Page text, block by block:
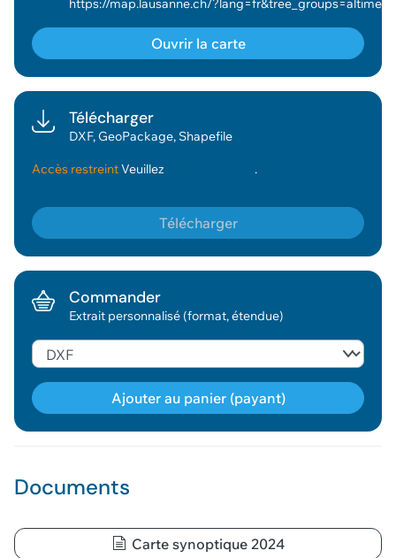
Documents
Carte synoptique 2024
Ouvrir la carte
Télécharger
DXF, GeoPackage, Shapefile
Accès restreintVeuillez .
Télécharger
Commander
Extrait personnalisé (format, étendue)
Ajouter au panier (payant)
Voir le panier